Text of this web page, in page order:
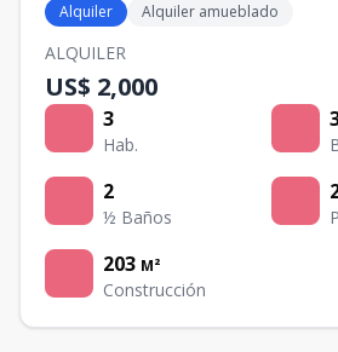
Alquiler Alquiler amueblado
ALQUILER
US$ 2,000
3
Hab.
2
½ Baños
203 M²
Construcción